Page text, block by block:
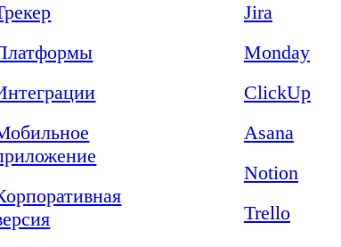
Jira
Monday
ClickUp
Asana
Notion
Trello